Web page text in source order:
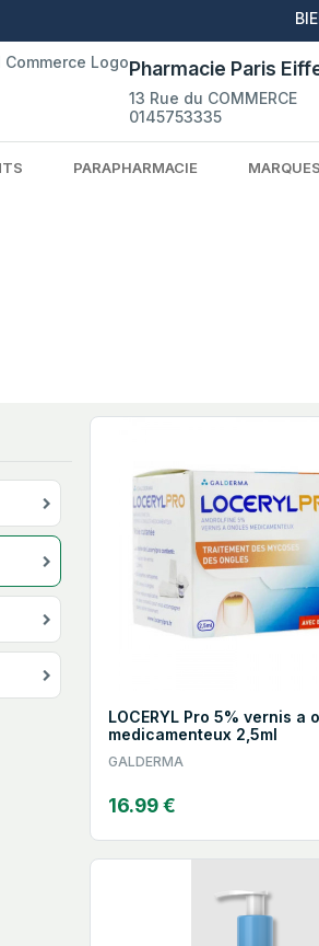
Pharmacie Paris
13 Rue du COMMERCE
0145753335
PARAPHARMACIE MARQUES
LOCERYL Pro 5% vernis a
medicamenteux 2,5ml
GALDERMA
16.99 €